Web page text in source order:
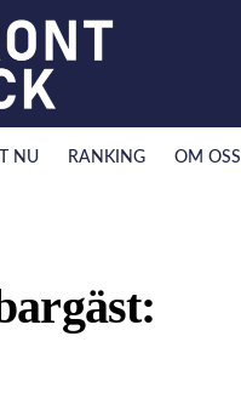
NU RANKING OM OSS